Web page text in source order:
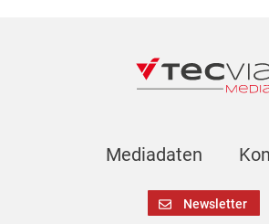
Mediadaten
Newsletter